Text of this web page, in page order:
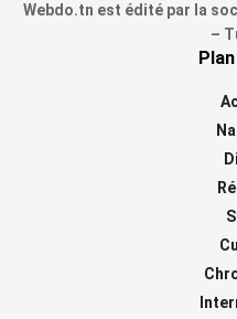
Webdo.tn est édité par la
–